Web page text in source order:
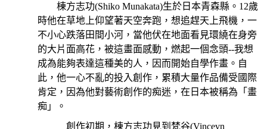
棟方志功(Shiko Munakata)生於日本青森縣。 12歲
時他在草地上仰望著天空奔跑，想追趕天上飛機，一
不小心跌落田間小河，當他伏在地面看見環繞在身旁
的大片面高花，被這畫面感動，燃起一個念頭--我想
成為能夠表達這種美的人，因而開始自學作畫。自
此，他一心不亂的投入創作，累積大量作品備受國際
肯定，因為他對藝術創作的痴迷，在日本被稱為「畫
痴」。
創作初期，棟方志功見到梵谷(Vincevn